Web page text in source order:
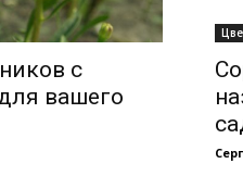
с
вашего